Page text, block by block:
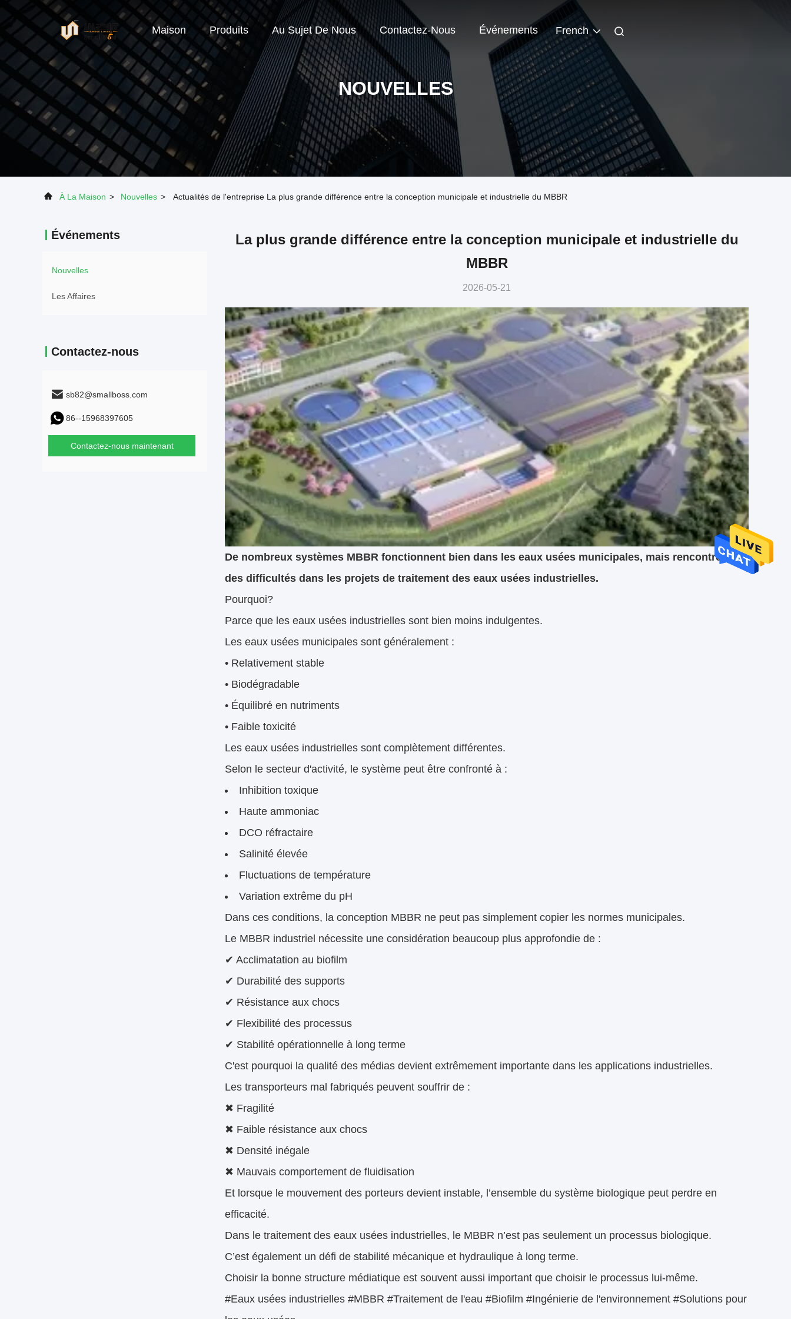
Maison Produits Au Sujet De Nous Contactez-Nous Événements French
NOUVELLES
À La Maison > Nouvelles > Actualités de l'entreprise La plus grande différence entre la conception municipale et industrielle du MBBR
Événements
Nouvelles
Les Affaires
Contactez-nous
sb82@smallboss.com
86--15968397605
Contactez-nous maintenant
La plus grande différence entre la conception municipale et industrielle du
MBBR
2026-05-21
De nombreux systèmes MBBR fonctionnent bien dans les eaux usées municipales, mais rencontrent
des difficultés dans les projets de traitement des eaux usées industrielles.
Pourquoi?
Parce que les eaux usées industrielles sont bien moins indulgentes.
Les eaux usées municipales sont généralement :
• Relativement stable
• Biodégradable
• Équilibré en nutriments
• Faible toxicité
Les eaux usées industrielles sont complètement différentes.
Selon le secteur d'activité, le système peut être confronté à :
Inhibition toxique
Haute ammoniac
DCO réfractaire
Salinité élevée
Fluctuations de température
Variation extrême du pH
Dans ces conditions, la conception MBBR ne peut pas simplement copier les normes municipales.
Le MBBR industriel nécessite une considération beaucoup plus approfondie de :
✔ Acclimatation au biofilm
✔ Durabilité des supports
✔ Résistance aux chocs
✔ Flexibilité des processus
✔ Stabilité opérationnelle à long terme
C'est pourquoi la qualité des médias devient extrêmement importante dans les applications industrielles.
Les transporteurs mal fabriqués peuvent souffrir de :
✖ Fragilité
✖ Faible résistance aux chocs
✖ Densité inégale
✖ Mauvais comportement de fluidisation
Et lorsque le mouvement des porteurs devient instable, l’ensemble du système biologique peut perdre en
efficacité.
Dans le traitement des eaux usées industrielles, le MBBR n’est pas seulement un processus biologique.
C’est également un défi de stabilité mécanique et hydraulique à long terme.
Choisir la bonne structure médiatique est souvent aussi important que choisir le processus lui-même.
#Eaux usées industrielles #MBBR #Traitement de l'eau #Biofilm #Ingénierie de l'environnement #Solutions pour